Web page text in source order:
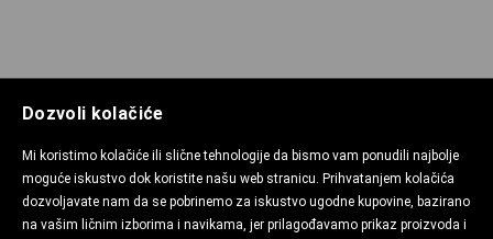
Dozvoli kolačiće
Mi koristimo kolačiće ili slične tehnologije da bismo vam ponudili najbolje
moguće iskustvo dok koristite našu web stranicu. Prihvatanjem kolačića
dozvoljavate nam da se pobrinemo za iskustvo ugodne kupovine, bazirano
na vašim ličnim izborima i navikama, jer prilagođavamo prikaz proizvoda i